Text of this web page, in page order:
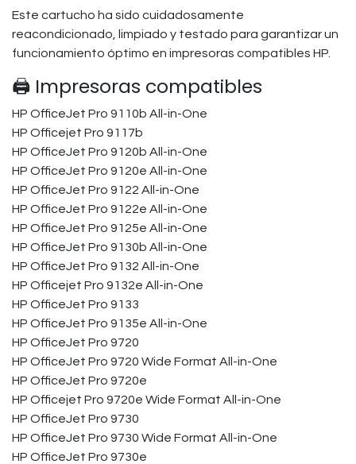
Este cartucho ha sido cuidadosamente
reacondicionado, limpiado y testado para garantizar un
funcionamiento óptimo en impresoras compatibles HP.
🖨️ Impresoras compatibles
HP OfficeJet Pro 9110b All-in-One
HP Officejet Pro 9117b
HP OfficeJet Pro 9120b All-in-One
HP OfficeJet Pro 9120e All-in-One
HP OfficeJet Pro 9122 All-in-One
HP OfficeJet Pro 9122e All-in-One
HP OfficeJet Pro 9125e All-in-One
HP OfficeJet Pro 9130b All-in-One
HP OfficeJet Pro 9132 All-in-One
HP Officejet Pro 9132e All-in-One
HP OfficeJet Pro 9133
HP OfficeJet Pro 9135e All-in-One
HP OfficeJet Pro 9720
HP OfficeJet Pro 9720 Wide Format All-in-One
HP OfficeJet Pro 9720e
HP Officejet Pro 9720e Wide Format All-in-One
HP OfficeJet Pro 9730
HP OfficeJet Pro 9730 Wide Format All-in-One
HP OfficeJet Pro 9730e